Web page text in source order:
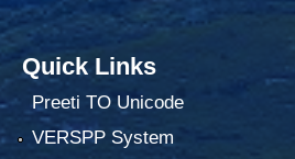
Quick Links
Preeti TO Unicode
VERSPP System